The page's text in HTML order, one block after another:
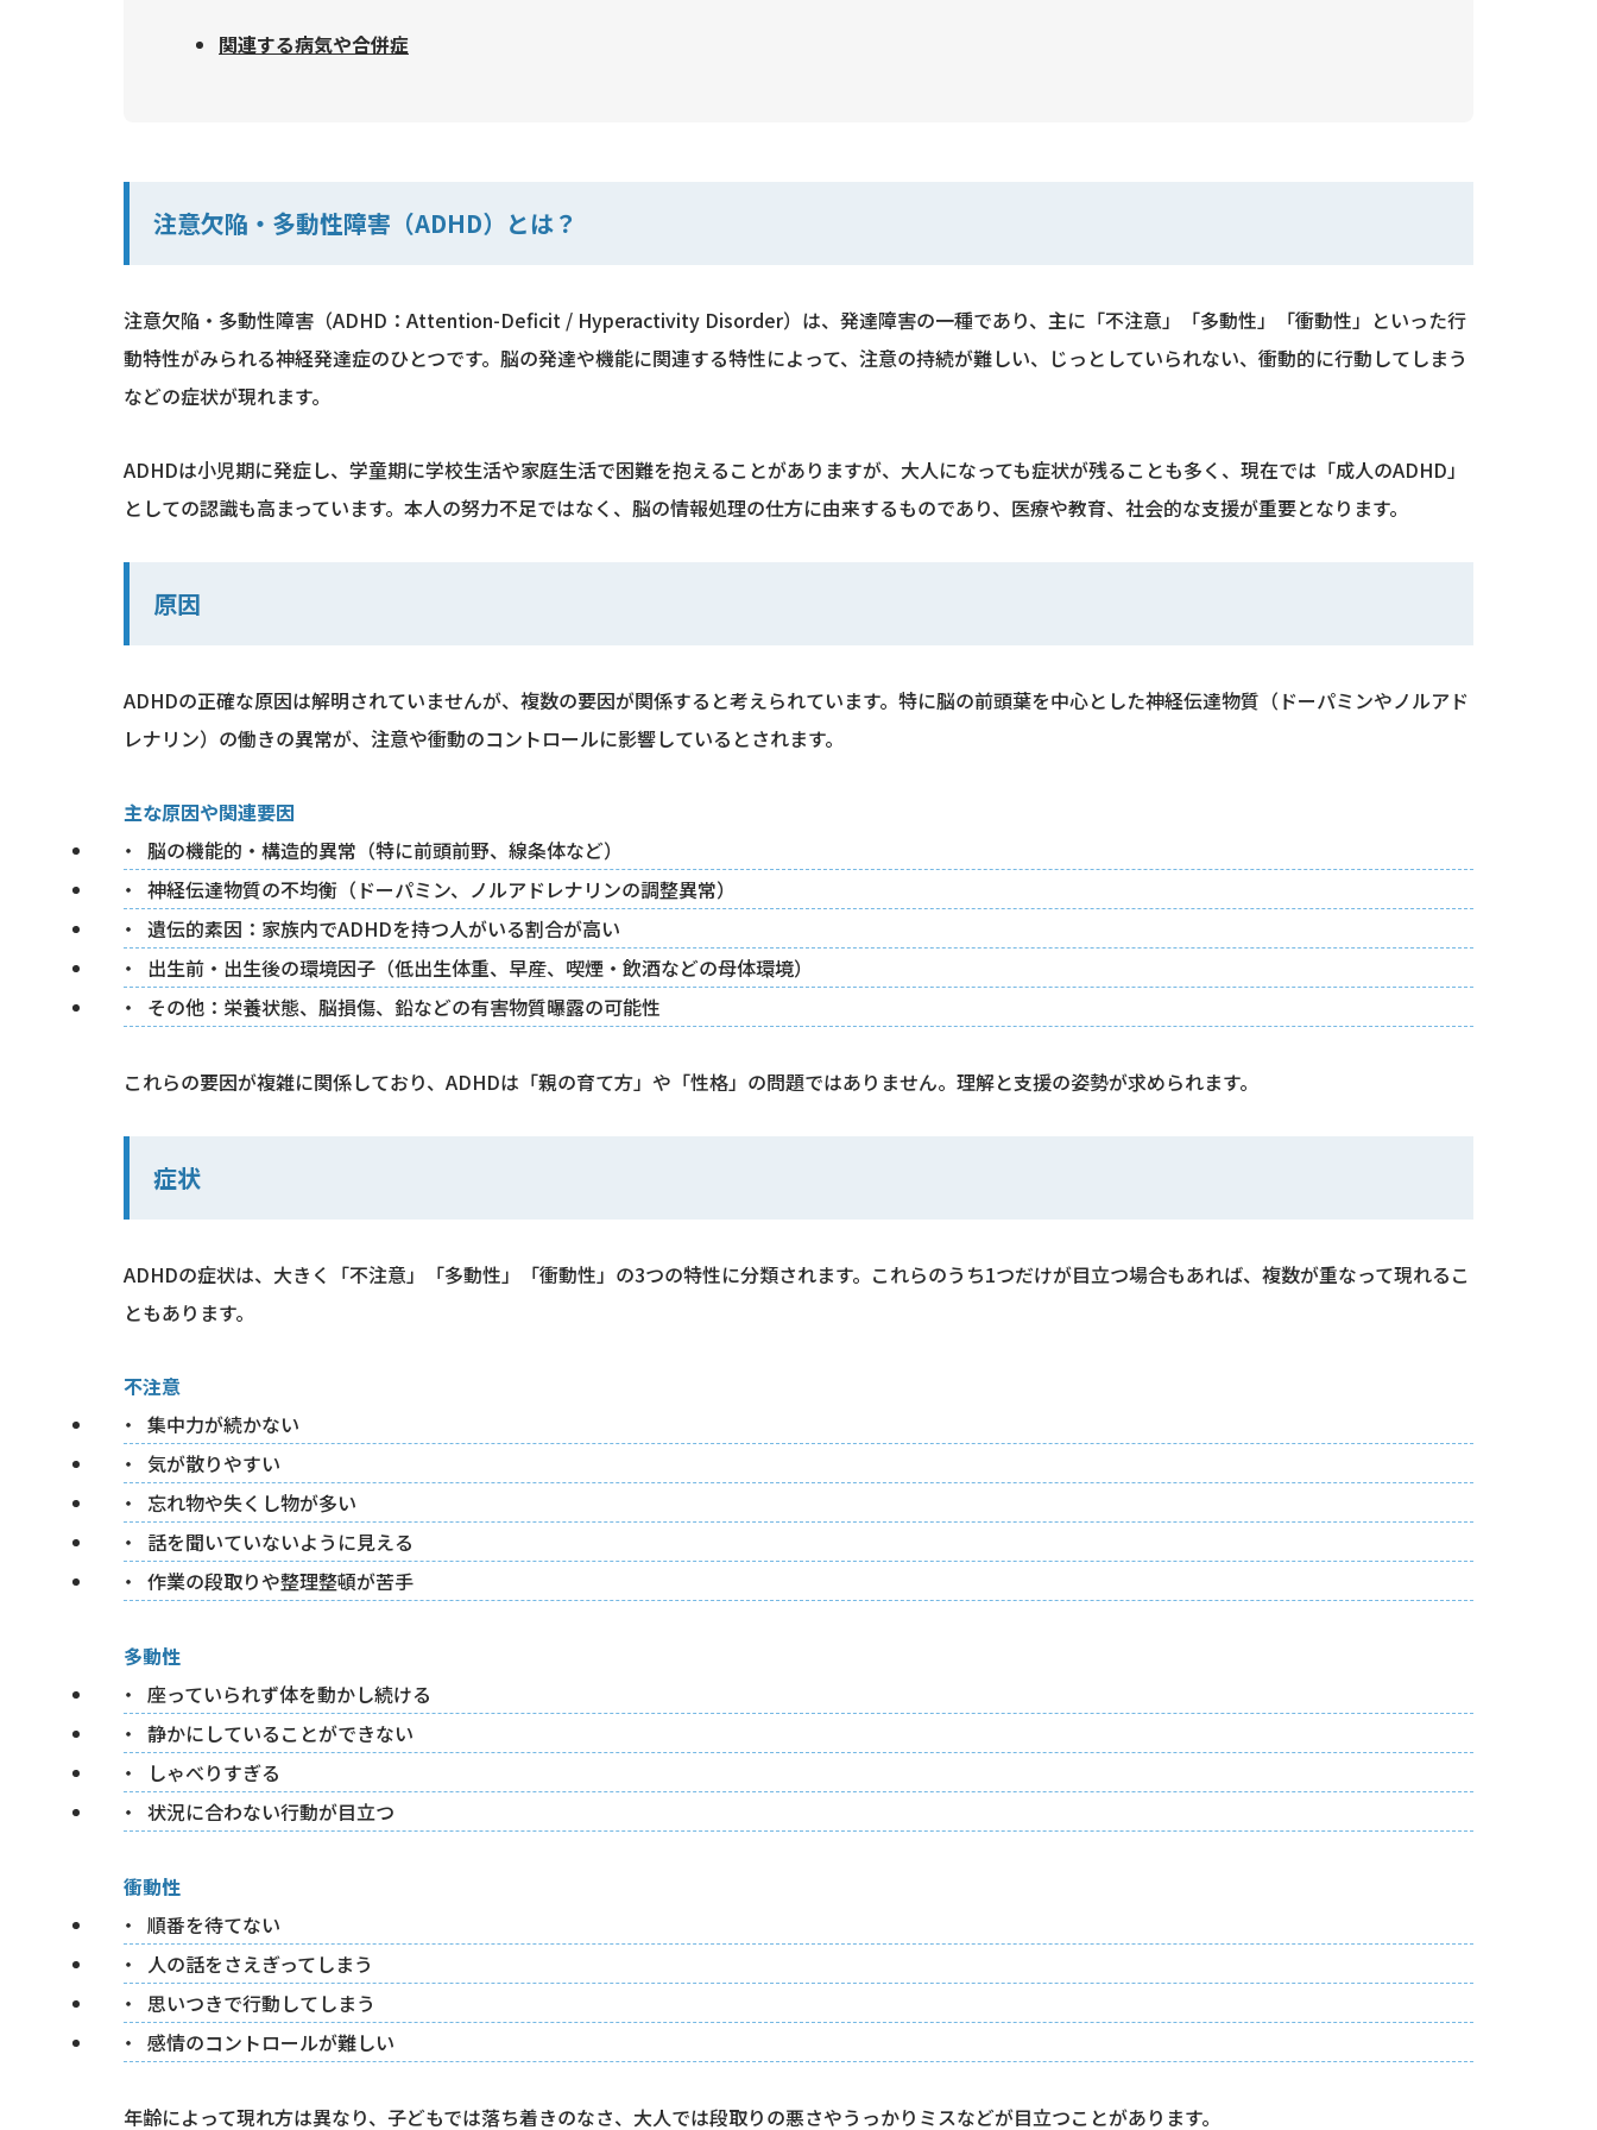
関連する病気や合併症
注意欠陥・多動性障害（ADHD）とは？
注意欠陥・多動性障害（ADHD：Attention-Deficit / Hyperactivity Disorder）は、発達障害の一種であり、主に「不注意」「多動性」「衝動性」といった行
動特性がみられる神経発達症のひとつです。脳の発達や機能に関連する特性によって、注意の持続が難しい、じっとしていられない、衝動的に行動してしまう
などの症状が現れます。
ADHDは小児期に発症し、学童期に学校生活や家庭生活で困難を抱えることがありますが、大人になっても症状が残ることも多く、現在では「成人のADHD」
としての認識も高まっています。本人の努力不足ではなく、脳の情報処理の仕方に由来するものであり、医療や教育、社会的な支援が重要となります。
原因
ADHDの正確な原因は解明されていませんが、複数の要因が関係すると考えられています。特に脳の前頭葉を中心とした神経伝達物質（ドーパミンやノルアド
レナリン）の働きの異常が、注意や衝動のコントロールに影響しているとされます。
主な原因や関連要因
脳の機能的・構造的異常（特に前頭前野、線条体など）
神経伝達物質の不均衡（ドーパミン、ノルアドレナリンの調整異常）
遺伝的素因：家族内でADHDを持つ人がいる割合が高い
出生前・出生後の環境因子（低出生体重、早産、喫煙・飲酒などの母体環境）
その他：栄養状態、脳損傷、鉛などの有害物質曝露の可能性
これらの要因が複雑に関係しており、ADHDは「親の育て方」や「性格」の問題ではありません。理解と支援の姿勢が求められます。
症状
ADHDの症状は、大きく「不注意」「多動性」「衝動性」の3つの特性に分類されます。これらのうち1つだけが目立つ場合もあれば、複数が重なって現れるこ
ともあります。
不注意
集中力が続かない
気が散りやすい
忘れ物や失くし物が多い
話を聞いていないように見える
作業の段取りや整理整頓が苦手
多動性
座っていられず体を動かし続ける
静かにしていることができない
しゃべりすぎる
状況に合わない行動が目立つ
衝動性
順番を待てない
人の話をさえぎってしまう
思いつきで行動してしまう
感情のコントロールが難しい
年齢によって現れ方は異なり、子どもでは落ち着きのなさ、大人では段取りの悪さやうっかりミスなどが目立つことがあります。